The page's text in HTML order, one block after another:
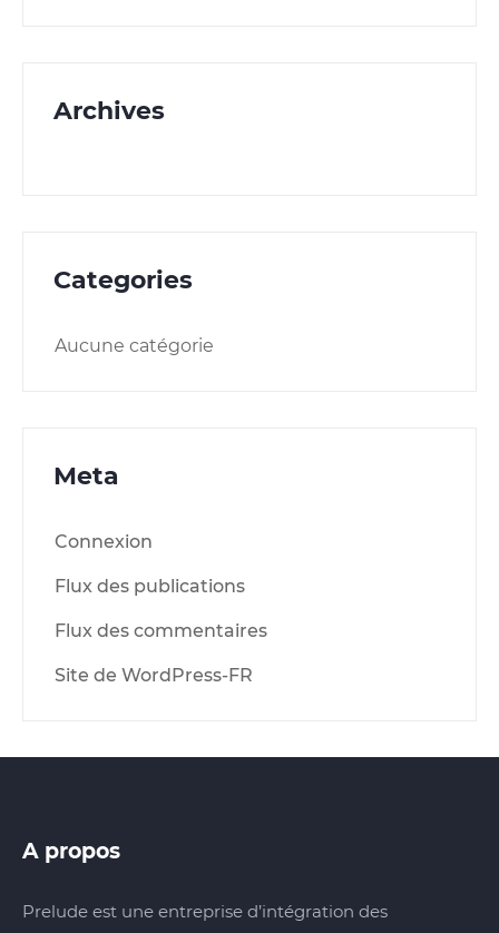
Archives
Categories
Aucune catégorie
Meta
Connexion
Flux des publications
Flux des commentaires
Site de WordPress-FR
A propos
Prelude est une entreprise d’intégration des